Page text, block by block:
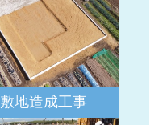
敷地造成工事